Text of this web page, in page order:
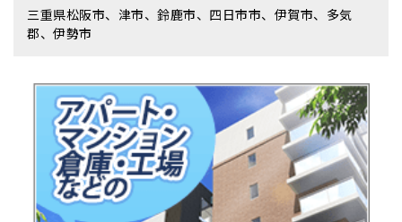
三重県松阪市、津市、鈴鹿市、四日市市、伊賀市、多気
郡、伊勢市